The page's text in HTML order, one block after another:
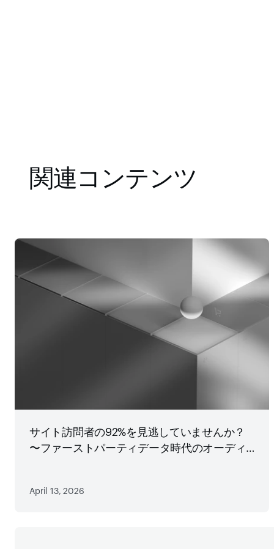
関連コンテンツ
サイト訪問者の92%を見逃していませんか？
〜ファーストパーティデータ時代のオーディ
April 13, 2026